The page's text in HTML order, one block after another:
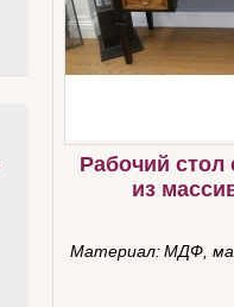
Рабочий
из
Материал:МДФ,